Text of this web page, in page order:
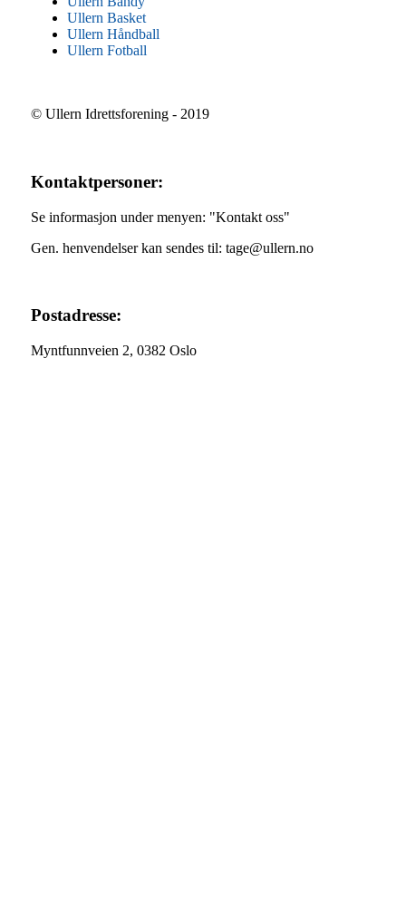
Ullern Basket
Ullern Håndball
Ullern Fotball
© Ullern Idrettsforening - 2019
Kontaktpersoner:
Se informasjon under menyen: "Kontakt oss"
Gen. henvendelser kan sendes til: tage@ullern.no
Postadresse:
Myntfunnveien 2, 0382 Oslo